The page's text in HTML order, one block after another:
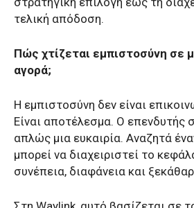
τελική απόδοση.
Πώς χτίζεται εμπιστοσύνη σε
αγορά;
Η εμπιστοσύνη δεν είναι
Είναι αποτέλεσμα. Ο επενδυτής
απλώς μια ευκαιρία. Αναζητά
μπορεί να διαχειριστεί το
συνέπεια, διαφάνεια και